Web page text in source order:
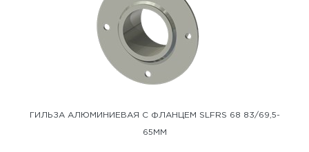
ГИЛЬЗА АЛЮМИНИЕВАЯ С ФЛАНЦЕМ SLFRS 68 83/69,5-
65ММ